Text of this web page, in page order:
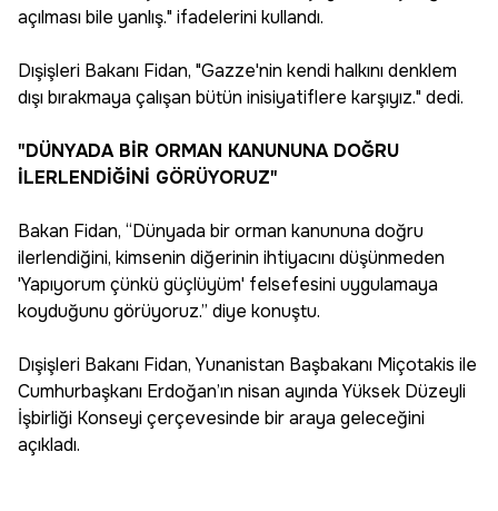
açılması bile yanlış." ifadelerini kullandı.
Dışişleri Bakanı Fidan, "Gazze'nin kendi halkını denklem
dışı bırakmaya çalışan bütün inisiyatiflere karşıyız." dedi.
"DÜNYADA BİR ORMAN KANUNUNA DOĞRU
İLERLENDİĞİNİ GÖRÜYORUZ"
Bakan Fidan, “Dünyada bir orman kanununa doğru
ilerlendiğini, kimsenin diğerinin ihtiyacını düşünmeden
'Yapıyorum çünkü güçlüyüm' felsefesini uygulamaya
koyduğunu görüyoruz.” diye konuştu.
Dışişleri Bakanı Fidan, Yunanistan Başbakanı Miçotakis ile
Cumhurbaşkanı Erdoğan’ın nisan ayında Yüksek Düzeyli
İşbirliği Konseyi çerçevesinde bir araya geleceğini
açıkladı.